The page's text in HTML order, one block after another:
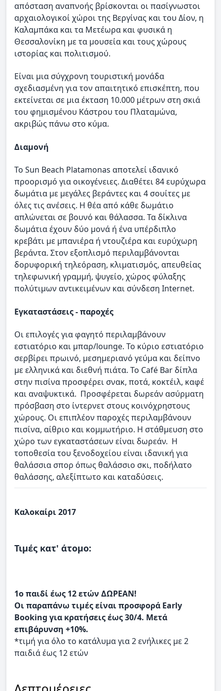
απόσταση αναπνοής βρίσκονται οι πασίγνωστοι
αρχαιολογικοί χώροι της Βεργίνας και του Δίον, η
Καλαμπάκα και τα Μετέωρα και φυσικά η
Θεσσαλονίκη με τα μουσεία και τους χώρους
ιστορίας και πολιτισμού.
Είναι μια σύγχρονη τουριστική μονάδα
σχεδιασμένη για τον απαιτητικό επισκέπτη, που
εκτείνεται σε μια έκταση 10.000 μέτρων στη σκιά
του φημισμένου Κάστρου του Πλαταμώνα,
ακριβώς πάνω στο κύμα.
Διαμονή
Το Sun Beach Platamonas αποτελεί ιδανικό
προορισμό για οικογένειες. Διαθέτει 84 ευρύχωρα
δωμάτια με μεγάλες βεράντες και 4 σουίτες με
όλες τις ανέσεις. Η θέα από κάθε δωμάτιο
απλώνεται σε βουνό και θάλασσα. Τα δίκλινα
δωμάτια έχουν δύο μονά ή ένα υπέρδιπλο
κρεβάτι με μπανιέρα ή ντουζιέρα και ευρύχωρη
βεράντα. Στον εξοπλισμό περιλαμβάνονται
δορυφορική τηλεόραση, κλιματισμός, απευθείας
τηλεφωνική γραμμή, ψυγείο, χώρος φύλαξης
πολύτιμων αντικειμένων και σύνδεση Internet.
Εγκαταστάσεις - παροχές
Οι επιλογές για φαγητό περιλαμβάνουν
εστιατόριο και μπαρ/lounge. Το κύριο εστιατόριο
σερβίρει πρωινό, μεσημεριανό γεύμα και δείπνο
με ελληνικά και διεθνή πιάτα. Το Café Bar δίπλα
στην πισίνα προσφέρει σνακ, ποτά, κοκτέιλ, καφέ
και αναψυκτικά. Προσφέρεται δωρεάν ασύρματη
πρόσβαση στο ίντερνετ στους κοινόχρηστους
χώρους. Οι επιπλέον παροχές περιλαμβάνουν
πισίνα, αίθριο και κομμωτήριο. Η στάθμευση στο
χώρο των εγκαταστάσεων είναι δωρεάν. Η
τοποθεσία του ξενοδοχείου είναι ιδανική για
θαλάσσια σπορ όπως θαλάσσιο σκι, ποδήλατο
θαλάσσης, αλεξίπτωτο και καταδύσεις.
Καλοκαίρι 2017
Τιμές κατ' άτομο:
1ο παιδί έως 12 ετών ΔΩΡΕΑΝ!
Οι παραπάνω τιμές είναι προσφορά Early
Booking για κρατήσεις έως 30/4. Μετά
επιβάρυνση +10%.
*τιμή για όλο το κατάλυμα για 2 ενήλικες με 2
παιδιά έως 12 ετών